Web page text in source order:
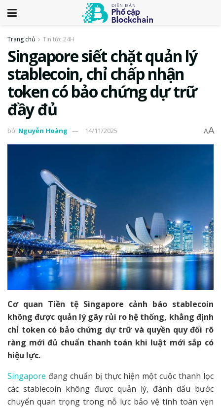
Trang chủ Tin tức 24H
Singapore siết chặt quản lý
stablecoin, chỉ chấp nhận
token có bảo chứng dự trữ
đầy đủ
bởi Nguyễn Hoàng 14/11/2025 AA
Cơ quan Tiền tệ Singapore cảnh báo stablecoin
không được quản lý gây rủi ro hệ thống, khẳng định
chỉ token có bảo chứng dự trữ và quyền quy đổi rõ
ràng mới đủ chuẩn thanh toán khi luật mới sắp có
hiệu lực.
Singapore đang chuẩn bị thực hiện một cuộc thanh lọc
các stablecoin không được quản lý, đánh dấu bước
chuyển quan trọng trong nỗ lực bảo vệ tính toàn vẹn